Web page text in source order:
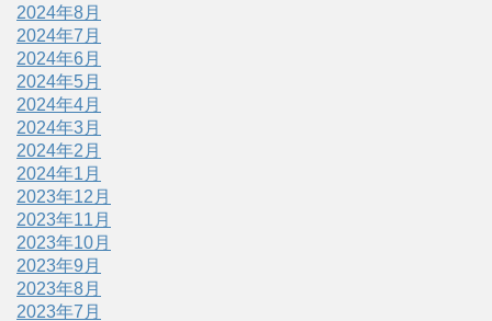
2024年8月
2024年7月
2024年6月
2024年5月
2024年4月
2024年3月
2024年2月
2024年1月
2023年12月
2023年11月
2023年10月
2023年9月
2023年8月
2023年7月